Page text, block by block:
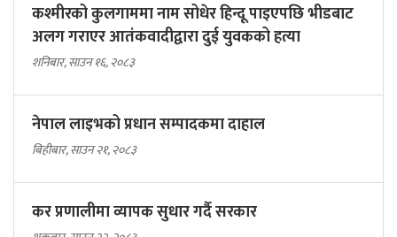
कश्मीरको कुलगाममा नाम सोधेर हिन्दू पाइएपछि भीडबाट
अलग गराएर आतंकवादीद्वारा दुई युवकको हत्या
शनिबार, साउन १६, २०८३
नेपाल लाइभको प्रधान सम्पादकमा दाहाल
बिहीबार, साउन २१, २०८३
कर प्रणालीमा व्यापक सुधार गर्दै सरकार